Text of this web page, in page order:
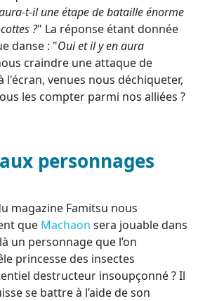
t-il une étape de bataille énorme
?" La réponse étant donnée
danse : "Oui et il y en aura
craindre une attaque de
l'écran, venues nous déchiqueter,
les compter parmi nos alliées ?
personnages
magazine Famitsu nous
que Machaon sera jouable dans
un personnage que l’on
princesse des insectes
destructeur insoupçonné ? Il
se battre à l’aide de son